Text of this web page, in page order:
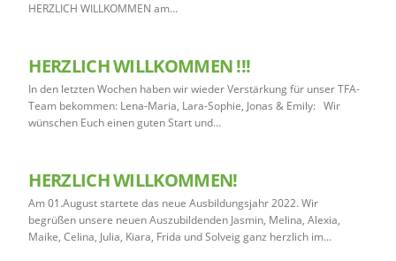
HERZLICH WILLKOMMEN am…
HERZLICH WILLKOMMEN !!!
In den letzten Wochen haben wir wieder Verstärkung für unser TFA-
Team bekommen: Lena-Maria, Lara-Sophie, Jonas & Emily: Wir
wünschen Euch einen guten Start und…
HERZLICH WILLKOMMEN!
Am 01.August startete das neue Ausbildungsjahr 2022. Wir
begrüßen unsere neuen Auszubildenden Jasmin, Melina, Alexia,
Maike, Celina, Julia, Kiara, Frida und Solveig ganz herzlich im…